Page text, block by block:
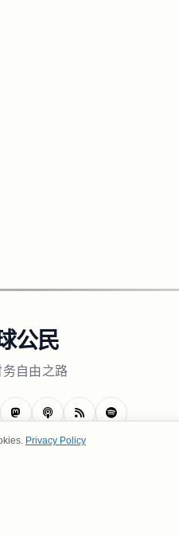
公民
务自由之路
Privacy Policy